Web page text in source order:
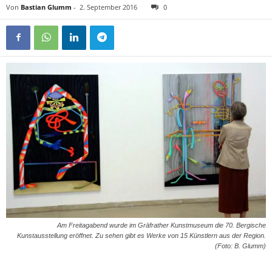
Von Bastian Glumm - 2. September 2016 0
Am Freitagabend wurde im Gräfrather Kunstmuseum die 70. Bergische
Kunstausstellung eröffnet. Zu sehen gibt es Werke von 15 Künstlern aus der Region.
(Foto: B. Glumm)